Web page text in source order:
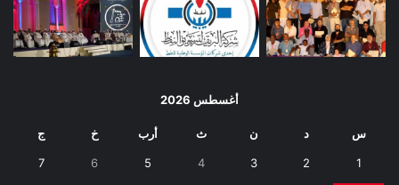
أغسطس 2026
س د ن ث أرب خ ج
1
2
3
4
5
6
7